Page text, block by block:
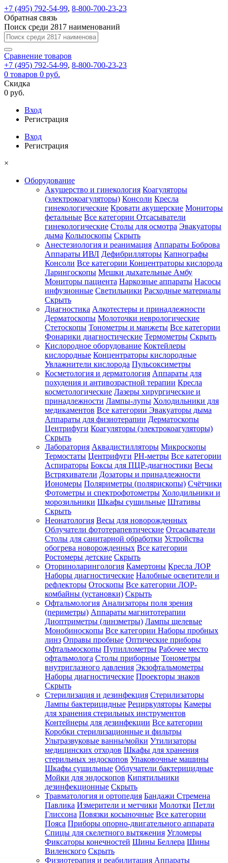
+7 (495) 792-54-99, 8-800-700-23-23
Обратная связь
Поиск среди 2817 наименований
Сравнение товаров
+7 (495) 792-54-99, 8-800-700-23-23
0 товаров 0 руб.
Скидка
0 руб.
Вход
Регистрация
Вход
Регистрация
×
Оборудование
Акушерство и гинекология Коагуляторы
(электрокоагуляторы) Консоли Кресла
гинекологические Кровати акушерские Мониторы
фетальные Все категории Отсасыватели
гинекологические Столы для осмотра Эвакуаторы
дыма Кольпоскопы Скрыть
Анестезиология и реанимация Аппараты Боброва
Аппараты ИВЛ Дефибрилляторы Капнографы
Консоли Все категории Концентраторы кислорода
Ларингоскопы Мешки дыхательные Амбу
Мониторы пациента Наркозные аппараты Насосы
инфузионные Светильники Расходные материалы
Скрыть
Диагностика Алкотестеры и принадлежности
Дерматоскопы Молоточки неврологические
Стетоскопы Тонометры и манжеты Все категории
Фонарики диагностические Термометры Скрыть
Кислородное оборудование Коктейлеры
кислородные Концентраторы кислородные
Увлажнители кислорода Пульсоксиметры
Косметология и дерматология Аппараты для
похудения и антивозрастной терапии Кресла
косметологические Лазеры хирургические и
принадлежности Лампы-лупы Холодильники для
медикаментов Все категории Эвакуаторы дыма
Аппараты для физиотерапии Дерматоскопы
Центрифуги Коагуляторы (электрокоагуляторы)
Скрыть
Лаборатория Аквадистилляторы Микроскопы
Термостаты Центрифуги PH-метры Все категории
Аспираторы Боксы для ПЦР-диагностики Весы
Встряхиватели Дозаторы и принадлежности
Иономеры Поляриметры (полярископы) Счётчики
Фотометры и спектрофотометры Холодильники и
морозильники Шкафы сушильные Штативы
Скрыть
Неонатология Весы для новорожденных
Облучатели фототерапевтические Отсасыватели
Столы для санитарной обработки Устройства
обогрева новорожденных Все категории
Ростомеры детские Скрыть
Оториноларингология Камертоны Кресла ЛОР
Наборы диагностические Налобные осветители и
рефлекторы Отоскопы Все категории ЛОР-
комбайны (установки) Скрыть
Офтальмология Анализаторы поля зрения
(периметры) Аппараты магнитотерапии
Диоптриметры (линзметры) Лампы щелевые
Монобиноскопы Все категории Наборы пробных
линз Оправы пробные Оптические приборы
Офтальмоскопы Пупиллометры Рабочее место
офтальмолога Столы приборные Тонометры
внутриглазного давления Экзофтальмометры
Наборы диагностические Проекторы знаков
Скрыть
Стерилизация и дезинфекция Стерилизаторы
Лампы бактерицидные Рециркуляторы Камеры
для хранения стерильных инструментов
Контейнеры для дезинфекции Все категории
Коробки стерилизационные и фильтры
Ультразвуковые ванны/мойки Утилизаторы
медицинских отходов Шкафы для хранения
стерильных эндоскопов Упаковочные машины
Шкафы сушильные Облучатели бактерицидные
Мойки для эндоскопов Кипятильники
дезинфекционные Скрыть
Травматология и ортопедия Бандажи Стремена
Павлика Измерители и метчики Молотки Петли
Глиссона Повязки косыночные Все категории
Пояса Приборы опорно-двигательного аппарата
Спицы для скелетного вытяжения Угломеры
Фиксаторы конечностей Шины Беллера Шины
Виленского Скрыть
Физиотерапия и реабилитация Аппараты